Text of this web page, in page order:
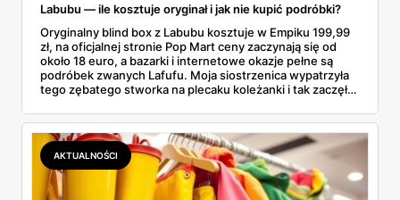
Labubu — ile kosztuje oryginał i jak nie kupić podróbki?
Oryginalny blind box z Labubu kosztuje w Empiku 199,99
zł, na oficjalnej stronie Pop Mart ceny zaczynają się od
około 18 euro, a bazarki i internetowe okazje pełne są
podróbek zwanych Lafufu. Moja siostrzenica wypatrzyła
tego zębatego stworka na plecaku koleżanki i tak zaczęło
kosztuje i po czym poznać, że sprzedawca nie wciska nam
podróbki. Spisałam wszystko, czego się dowiedziałam —
łącznie z jedną wpadką, o której za chwilę.
AKTUALNOŚCI